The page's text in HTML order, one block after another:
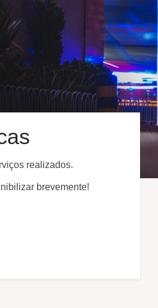
realizados.
brevemente!